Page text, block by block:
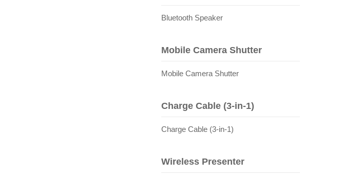
Bluetooth Speaker
Mobile Camera Shutter
Mobile Camera Shutter
Charge Cable (3-in-1)
Charge Cable (3-in-1)
Wireless Presenter